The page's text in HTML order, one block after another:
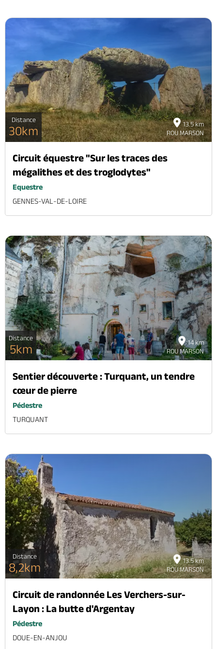
13.5 km
ROU MARSON
Distance
30km
Circuit équestre "Sur les traces des
mégalithes et des troglodytes"
Equestre
GENNES-VAL-DE-LOIRE
14 km
ROU MARSON
Distance
5km
Sentier découverte : Turquant, un tendre
cœur de pierre
Pédestre
TURQUANT
13.5 km
ROU MARSON
Distance
8,2km
Circuit de randonnée Les Verchers-sur-
Layon : La butte d'Argentay
Pédestre
DOUE-EN-ANJOU